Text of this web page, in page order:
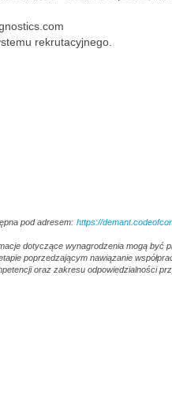
rekrutacyjnego.
pod adresem: https://
dotyczące wynagrodzenia mogą być
poprzedzającym nawiązanie
oraz zakresu odpowiedzialności